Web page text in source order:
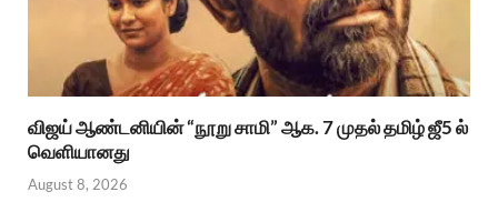
விஜய் ஆண்டனியின் “நூறு சாமி” ஆக. 7 முதல் தமிழ் ஜீ5 ல்
வெளியானது
August 8, 2026